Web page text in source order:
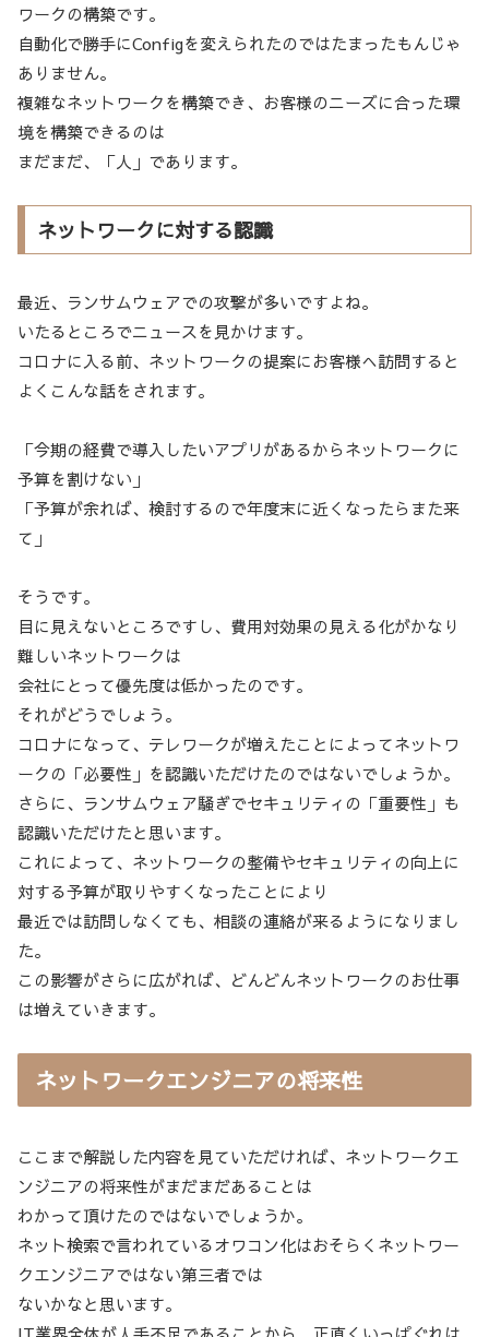
ワークの構築です。
自動化で勝手にConfigを変えられたのではたまったもんじゃ
ありません。
複雑なネットワークを構築でき、お客様のニーズに合った環
境を構築できるのは
まだまだ、「人」であります。
ネットワークに対する認識
最近、ランサムウェアでの攻撃が多いですよね。
いたるところでニュースを見かけます。
コロナに入る前、ネットワークの提案にお客様へ訪問すると
よくこんな話をされます。
「今期の経費で導入したいアプリがあるからネットワークに
予算を割けない」
「予算が余れば、検討するので年度末に近くなったらまた来
て」
そうです。
目に見えないところですし、費用対効果の見える化がかなり
難しいネットワークは
会社にとって優先度は低かったのです。
それがどうでしょう。
コロナになって、テレワークが増えたことによってネットワ
ークの「必要性」を認識いただけたのではないでしょうか。
さらに、ランサムウェア騒ぎでセキュリティの「重要性」も
認識いただけたと思います。
これによって、ネットワークの整備やセキュリティの向上に
対する予算が取りやすくなったことにより
最近では訪問しなくても、相談の連絡が来るようになりまし
た。
この影響がさらに広がれば、どんどんネットワークのお仕事
は増えていきます。
ネットワークエンジニアの将来性
ここまで解説した内容を見ていただければ、ネットワークエ
ンジニアの将来性がまだまだあることは
わかって頂けたのではないでしょうか。
ネット検索で言われているオワコン化はおそらくネットワー
クエンジニアではない第三者では
ないかなと思います。